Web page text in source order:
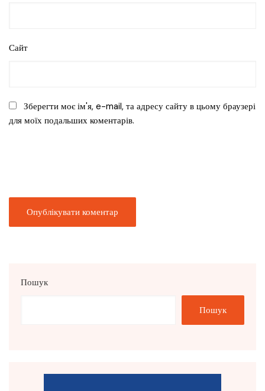
Сайт
Зберегти моє ім'я, e-mail, та адресу сайту в цьому браузері
для моїх подальших коментарів.
Пошук
Пошук